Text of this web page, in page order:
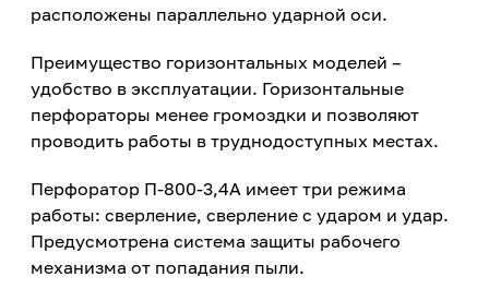
расположены параллельно ударной оси.
Преимущество горизонтальных моделей –
удобство в эксплуатации. Горизонтальные
перфораторы менее громоздки и позволяют
проводить работы в труднодоступных местах.
Перфоратор П-800-3,4А имеет три режима
работы: сверление, сверление с ударом и удар.
Предусмотрена система защиты рабочего
механизма от попадания пыли.